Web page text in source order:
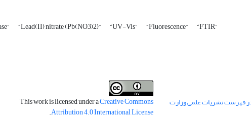
“Lead(II) nitrate (Pb(NO3)2)” “UV-Vis” “Fluorescence” “FTIR”
فهرست نشریات علمی وزارت This work is licensed under aCreative Commons
Attribution 4.0 International License
.